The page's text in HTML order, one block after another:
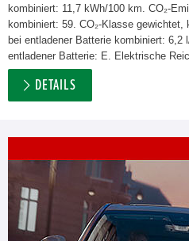
kombiniert: 11,7 kWh/100 km. CO₂-
kombiniert: 59. CO₂-Klasse
bei entladener Batterie kombiniert: 6,2
entladener Batterie: E. Elektrische
DETAILS